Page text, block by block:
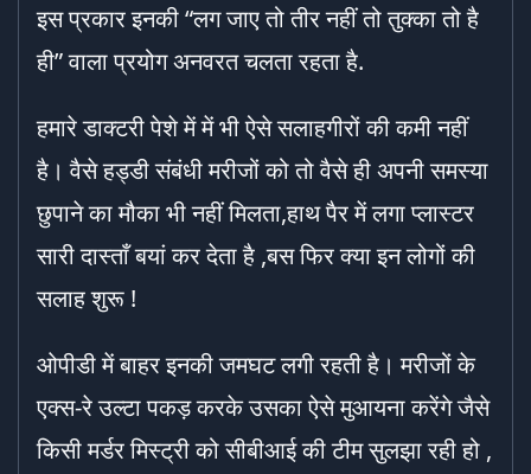
इस प्रकार इनकी “लग जाए तो तीर नहीं तो तुक्का तो है
ही” वाला प्रयोग अनवरत चलता रहता है.
हमारे डाक्टरी पेशे में में भी ऐसे सलाहगीरों की कमी नहीं
है। वैसे हड्डी संबंधी मरीजों को तो वैसे ही अपनी समस्या
छुपाने का मौका भी नहीं मिलता,हाथ पैर में लगा प्लास्टर
सारी दास्ताँ बयां कर देता है ,बस फिर क्या इन लोगों की
सलाह शुरू !
ओपीडी में बाहर इनकी जमघट लगी रहती है। मरीजों के
एक्स-रे उल्टा पकड़ करके उसका ऐसे मुआयना करेंगे जैसे
किसी मर्डर मिस्ट्री को सीबीआई की टीम सुलझा रही हो ,